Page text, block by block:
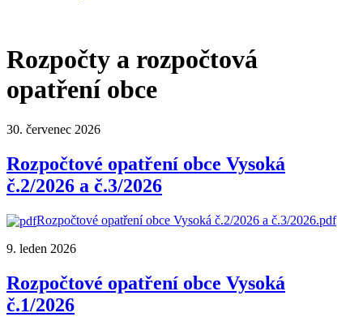
Rozpočty a rozpočtová
opatření obce
30. červenec 2026
Rozpočtové opatření obce Vysoká
č.2/2026 a č.3/2026
Rozpočtové opatření obce Vysoká č.2/2026 a č.3/2026.pdf
9. leden 2026
Rozpočtové opatření obce Vysoká
č.1/2026